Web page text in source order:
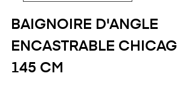
BAIGNOIRE D'ANGLE
ENCASTRABLE
145 CM